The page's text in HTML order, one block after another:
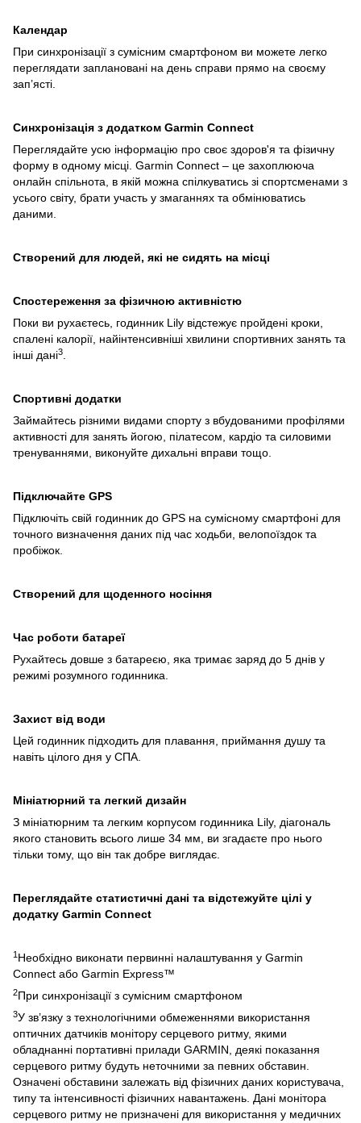
Календар
При синхронізації з сумісним смартфоном ви можете легко
переглядати заплановані на день справи прямо на своєму
зап’ясті.
Синхронізація з додатком Garmin Connect
Переглядайте усю інформацію про своє здоров'я та фізичну
форму в одному місці. Garmin Connect – це захоплююча
онлайн спільнота, в якій можна спілкуватись зі спортсменами з
усього світу, брати участь у змаганнях та обмінюватись
даними.
Створений для людей, які не сидять на місці
Спостереження за фізичною активністю
Поки ви рухаєтесь, годинник Lily відстежує пройдені кроки,
спалені калорії, найінтенсивніші хвилини спортивних занять та
інші дані3.
Спортивні додатки
Займайтесь різними видами спорту з вбудованими профілями
активності для занять йогою, пілатесом, кардіо та силовими
тренуваннями, виконуйте дихальні вправи тощо.
Підключайте GPS
Підключіть свій годинник до GPS на сумісному смартфоні для
точного визначення даних під час ходьби, велопоїздок та
пробіжок.
Створений для щоденного носіння
Час роботи батареї
Рухайтесь довше з батареєю, яка тримає заряд до 5 днів у
режимі розумного годинника.
Захист від води
Цей годинник підходить для плавання, приймання душу та
навіть цілого дня у СПА.
Мініатюрний та легкий дизайн
З мініатюрним та легким корпусом годинника Lily, діагональ
якого становить всього лише 34 мм, ви згадаєте про нього
тільки тому, що він так добре виглядає.
Переглядайте статистичні дані та відстежуйте цілі у
додатку Garmin Connect
1 Необхідно виконати первинні налаштування у Garmin
Connect або Garmin Express™
2При синхронізації з сумісним смартфоном
3У зв’язку з технологічними обмеженнями використання
оптичних датчиків монітору серцевого ритму, якими
обладнанні портативні прилади GARMIN, деякі показання
серцевого ритму будуть неточними за певних обставин.
Означені обставини залежать від фізичних даних користувача,
типу та інтенсивності фізичних навантажень. Дані монітора
серцевого ритму не призначені для використання у медичних